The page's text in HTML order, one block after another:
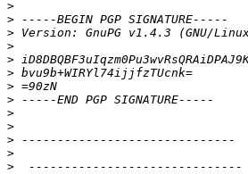
>
>
>
>
>
>
>
>
>
>
>
>
>